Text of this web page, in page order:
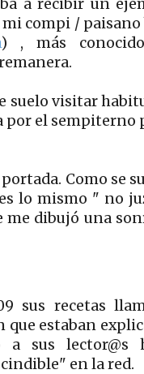
a recibir un
mi compi /
) , más
suelo visitar
por el sempiterno
Como se
lo mismo " no
me dibujó una
sus recetas
estaban
a sus lector@s
en la red.